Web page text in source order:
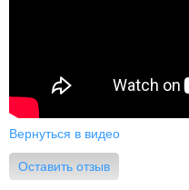
Вернуться в видео
Оставить отзыв